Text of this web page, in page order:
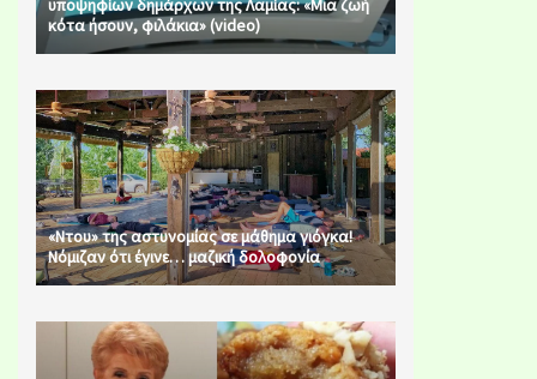
υποψηφίων δημάρχων της Λαμίας: «Μια ζωή
κότα ήσουν, φιλάκια» (video)
«Ντου» της αστυνομίας σε μάθημα γιόγκα!
Νόμιζαν ότι έγινε… μαζική δολοφονία